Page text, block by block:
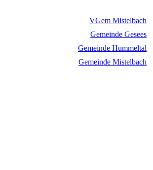
VGem Mistelbach
Gemeinde Gesees
Gemeinde Hummeltal
Gemeinde Mistelbach